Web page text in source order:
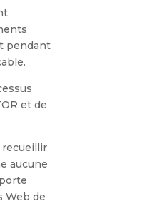
pendant
et de
recueillir
aucune
Web de